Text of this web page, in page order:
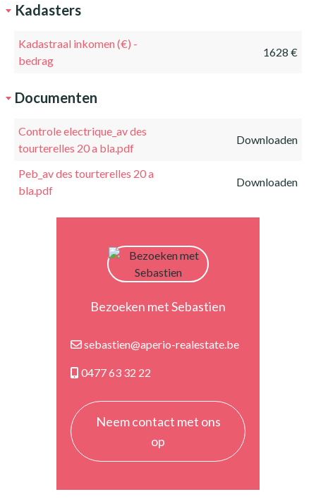
Kadasters
Kadastraal inkomen (€) -
bedrag
1628 €
Documenten
Controle electrique_av des
tourterelles 20 a bla.pdf
Downloaden
Peb_av des tourterelles 20 a
bla.pdf
Downloaden
Bezoeken met Sebastien
sebastien@aperio-realestate.be
0477 63 32 22
Neem contact met ons
op